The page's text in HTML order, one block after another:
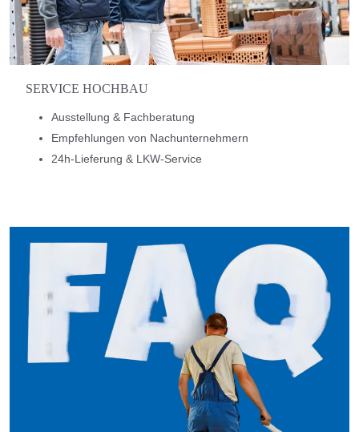
SERVICE HOCHBAU
Ausstellung & Fachberatung
Empfehlungen von Nachunternehmern
24h-Lieferung & LKW-Service